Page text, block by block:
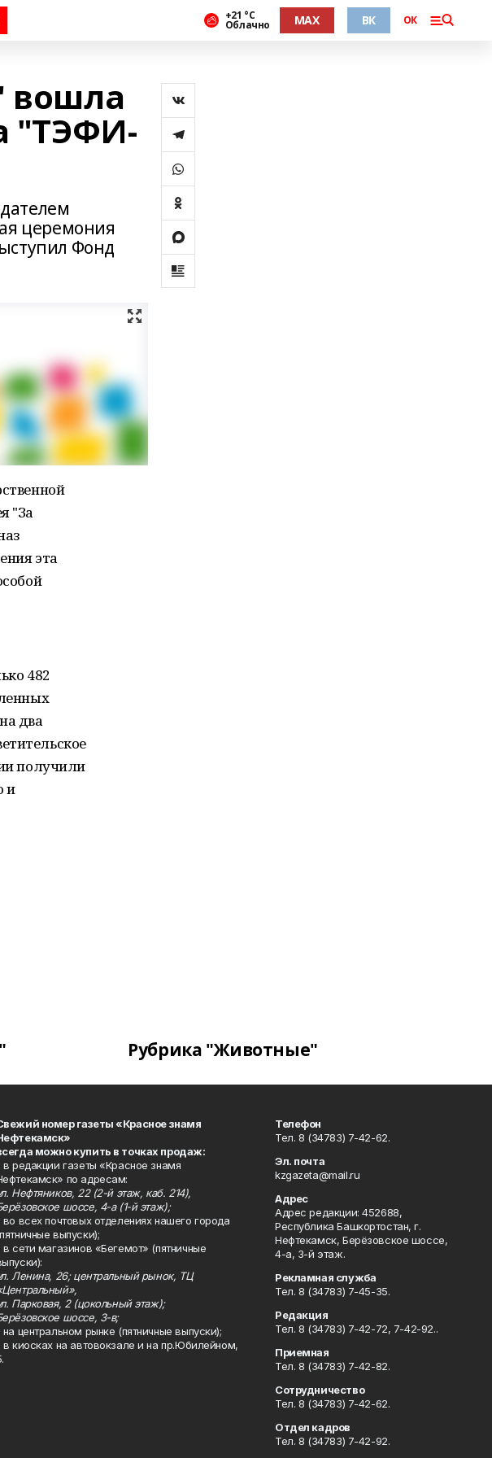
+21 °С
Облачно MAX ВК ОК
вошла
"ТЭФИ-
церемония
Фонд
"За
эта
482
два
получили
и
Рубрика "Животные"
номер газеты «Красное знамя
можно купить в точках продаж:
в редакции газеты «Красное знамя
по адресам:
Нефтяников, 22 (2-й этаж, каб. 214),
шоссе, 4-а (1-й этаж);
во всех почтовых отделениях нашего города
выпуски);
в сети магазинов «Бегемот» (пятничные
Ленина, 26; центральный рынок, ТЦ
Парковая, 2 (цокольный этаж);
шоссе, 3-в;
на центральном рынке (пятничные выпуски);
в киосках на автовокзале и на пр.Юбилейном,
Телефон
Тел. 8 (34783) 7-42-62.
Эл. почта
kzgazeta@mail.ru
Адрес
Адрес редакции: 452688,
Республика Башкортостан, г.
Нефтекамск, Берёзовское шоссе,
4-а, 3-й этаж.
Рекламная служба
Тел. 8 (34783) 7-45-35.
Редакция
Тел. 8 (34783) 7-42-72, 7-42-92..
Приемная
Тел. 8 (34783) 7-42-82.
Сотрудничество
Тел. 8 (34783) 7-42-62.
Отдел кадров
Тел. 8 (34783) 7-42-92.